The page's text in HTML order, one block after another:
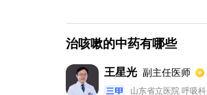
治咳嗽的中药有哪些
王星光 副主任医师
山东省立医院 呼吸科